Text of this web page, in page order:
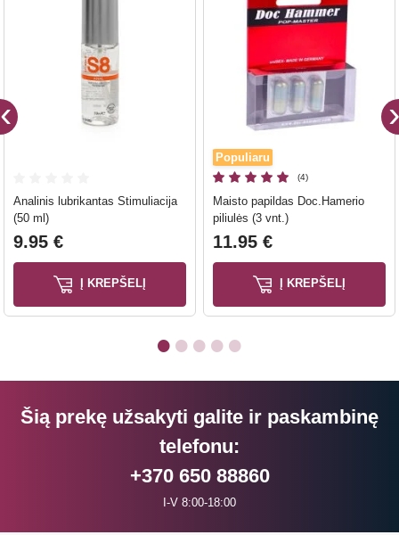
Analinis lubrikantas Stimuliacija
(50 ml)
9.95 €
Į KREPŠELĮ
Populiaru
(4)
Maisto papildas Doc.Hamerio
piliulės (3 vnt.)
11.95 €
Į KREPŠELĮ
Šią prekę užsakyti galite ir paskambinę
telefonu:
+370 650 88860
I-V 8:00-18:00